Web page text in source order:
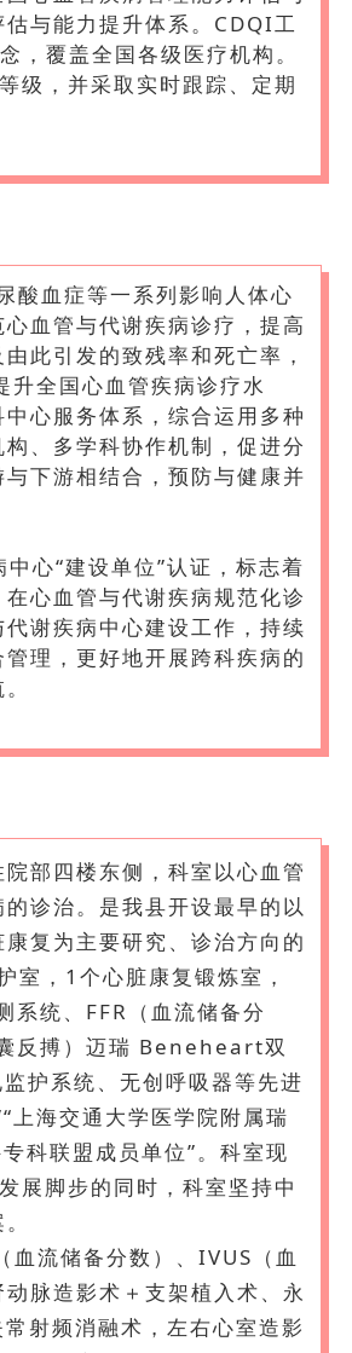
与能力提升体系。CDQI工
，覆盖全国各级医疗机构。
级，并采取实时跟踪、定期
酸血症等一系列影响人体心
血管与代谢疾病诊疗，提高
此引发的致残率和死亡率，
全国心血管疾病诊疗水
心服务体系，综合运用多种
、多学科协作机制，促进分
下游相结合，预防与健康并
心“建设单位”认证，标志着
心血管与代谢疾病规范化诊
谢疾病中心建设工作，持续
理，更好地开展跨科疾病的
部四楼东侧，科室以心血管
诊治。是我县开设最早的以
复为主要研究、诊治方向的
，1个心脏康复锻炼室，
系统、FFR（血流储备分
反搏）迈瑞 Beneheart双
护系统、无创呼吸器等先进
上海交通大学医学院附属瑞
科联盟成员单位”。科室现
展脚步的同时，科室坚持中
血流储备分数）、IVUS（血
脉造影术＋支架植入术、永
射频消融术，左右心室造影